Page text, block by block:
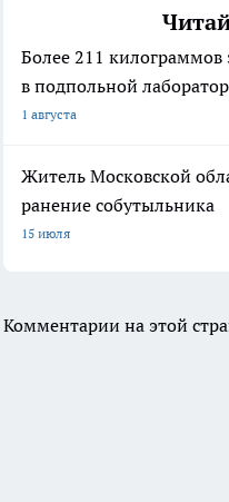
Более 211
в подпольной
1 августа
Житель Московской
ранение собутыльника
15 июля
Комментарии на этой